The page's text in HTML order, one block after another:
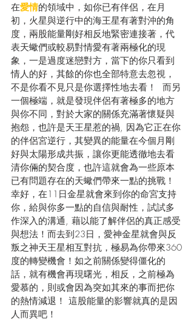
在愛情的領域中，如你已有伴侶，在月
初，火星與逆行中的海王星有著對沖的角
度，兩股能量剛好相反地緊密連接著，代
表天蠍們或較易對情愛有著兩極化的現
象，一是過度迷戀對方，當下的你只看到
情人的好，其餘的你也全部特意去忽視，
不是你看不見只是你選擇性地去看！  而另
一個極端，就是發現伴侶有著極多的地方
與你不同，對於大家的關係充滿著懷疑與
抱怨，也許是天王星惹的禍, 因為它正在你
的伴侶宮逆行，其變異的能量在今個月剛
好與太陽形成共振，讓你更能透徹地去看
清你倆的契合度，也許這就會為一些原本
已有問題存在的天蠍們帶來一點的挑戰！
幸好，在11日金星就會來到你的命宮支持
你，給與你多一點的自信與耐性，試試多
作深入的溝通, 藉以能了解伴侶的真正感受
與想法！而去到23日，愛神金星就會與反
叛之神天王星相互對抗，極易為你帶來360
度的轉變機會！如之前關係變得僵化的
話，就有機會再現曙光，相反，之前極為
愛慕的，則或會因為突如其來的事而把你
的熱情減退！ 這股能量的影響就真的是因
人而異吧！